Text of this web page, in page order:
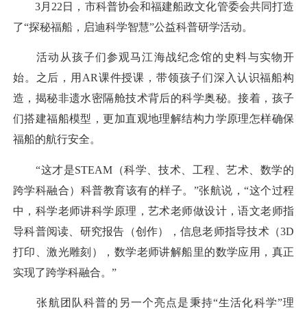
3月22日，市科普协会和福建船政文化管委会共同打造
了“探秘福船，启迪科学智慧”公益科普研学活动。
活动从孩子们参观马江海战纪念馆的史料与实物开
始。之后，用AR课件授课，带领孩子们深入认识福船构
造，揭秘非遗水密隔舱技术背后的科学奥秘。接着，孩子
们搭建福船模型，更加直观地理解结构力学原理怎样确保
福船的航行安全。
“这才是STEAM（科学、技术、工程、艺术、数学的
跨学科融合）科普教育该有的样子。”张航说，“这个过程
中，科学老师讲科学原理，艺术老师做设计，语文老师指
导科普阅读、研究报告（创作），信息老师指导技术（3D
打印、激光雕刻），数学老师讲解船里的数学应用，真正
实现了跨学科融合。”
张航团队科普的另一个亮点是秉持“生活化科学”理